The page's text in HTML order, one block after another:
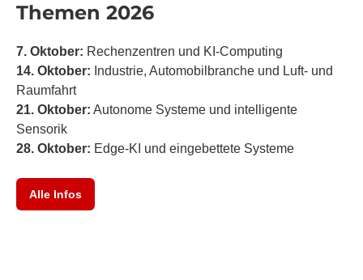
Themen 2026
7. Oktober: Rechenzentren und KI-Computing
14. Oktober: Industrie, Automobilbranche und Luft- und
Raumfahrt
21. Oktober: Autonome Systeme und intelligente
Sensorik
28. Oktober: Edge-KI und eingebettete Systeme
Alle Infos